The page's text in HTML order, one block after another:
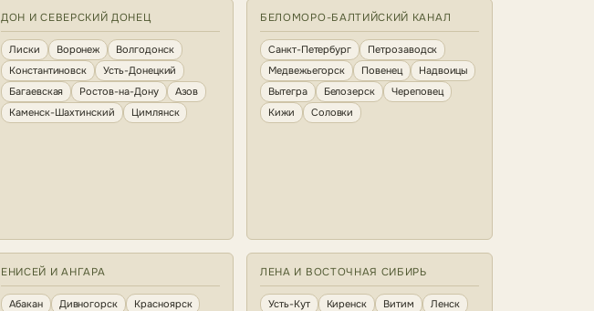
ДОН И СЕВЕРСКИЙ ДОНЕЦ
Лиски Воронеж
Волгодонск
Константиновск
Усть-Донецкий
Багаевская
Ростов-на-Дону
Азов
Каменск-Шахтинский
Цимлянск
БЕЛОМОРО-БАЛТИЙСКИЙ КАНАЛ
Санкт-Петербург
Петрозаводск
Медвежьегорск
Повенец
Надвоицы
Вытегра
Белозерск
Череповец
Кижи
Соловки
ЕНИСЕЙ И АНГАРА
Абакан Дивногорск
Красноярск
ЛЕНА И ВОСТОЧНАЯ СИБИРЬ
Усть-Кут Киренск Витим
Ленск